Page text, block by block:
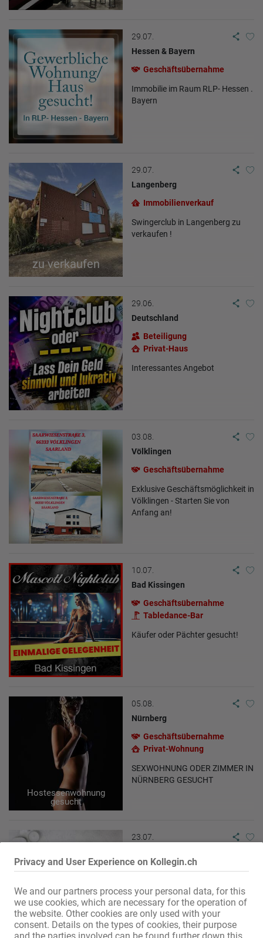
Privacy and User Experience on Kollegin.ch
We and our partners process your personal data, for this
we use cookies, which are necessary for the operation of
the website. Other cookies are only used with your
consent. Details on the types of cookies, their purpose
29.07.
Hessen & Bayern
Geschäftsübernahme
Immobilie im Raum RLP- Hessen .
Bayern
zu verkaufen
29.07.
Langenberg
Immobilienverkauf
Swingerclub in Langenberg zu
verkaufen !
29.06.
Deutschland
Beteiligung
Privat-Haus
Interessantes Angebot
03.08.
Völklingen
Geschäftsübernahme
Exklusive Geschäftsmöglichkeit in
Völklingen - Starten Sie von
Anfang an!
10.07.
Bad Kissingen
Geschäftsübernahme
Tabledance-Bar
Käufer oder Pächter gesucht!
Hostessenwohnung
gesucht
05.08.
Nürnberg
Geschäftsübernahme
Privat-Wohnung
SEXWOHNUNG ODER ZIMMER IN
NÜRNBERG GESUCHT
23.07.
Geschäftsübernahme
Gewerbliche Räumlichkeiten
gesucht!